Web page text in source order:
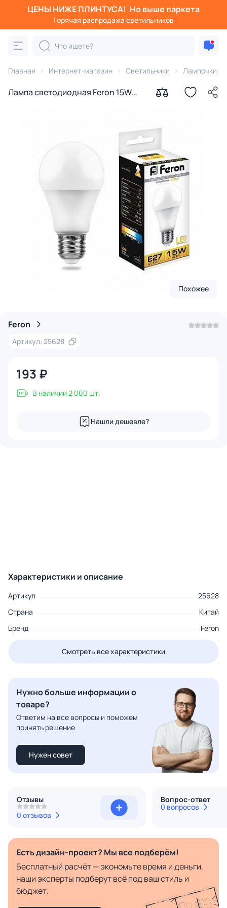
ЦЕНЫ НИЖЕ ПЛИНТУСА! Но выше паркета
Горячая распродажа светильников
Главная Интернет-магазин Светильники Лампочки
Лампа светодиодная Feron 15W
Похожее
Feron
Артикул: 25628
193 ₽
В наличии 2 000 шт.
Нашли дешевле?
Характеристики и описание
Артикул
25628
Страна
Китай
Бренд
Feron
Смотреть все характеристики
Нужно больше информации о
товаре?
Ответим на все вопросы и поможем
принять решение
Нужен совет
Отзывы
0 отзывов
Вопрос-ответ
0 вопросов
Есть дизайн-проект? Мы все подберём!
Бесплатный расчёт — экономьте время и деньги,
наши эксперты подберут всё под ваш стиль и
бюджет.